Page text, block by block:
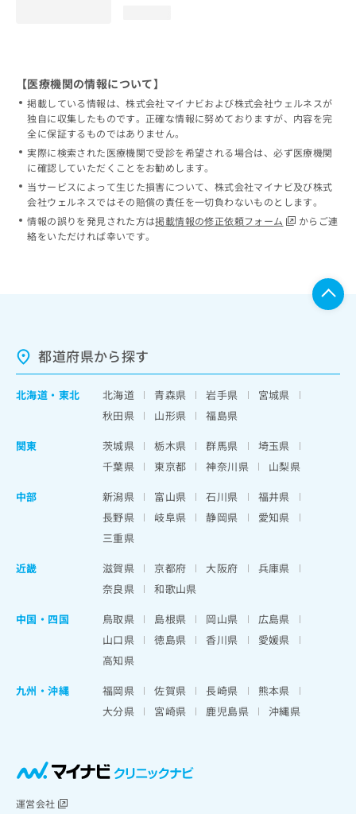
【医療機関の情報について】
掲載している情報は、株式会社マイナビおよび株式会社ウェルネスが
独自に収集したものです。正確な情報に努めておりますが、内容を完
全に保証するものではありません。
実際に検索された医療機関で受診を希望される場合は、必ず医療機関
に確認していただくことをお勧めします。
当サービスによって生じた損害について、株式会社マイナビ及び株式
会社ウェルネスではその賠償の責任を一切負わないものとします。
情報の誤りを発見された方は掲載情報の修正依頼フォーム
からご連
絡をいただければ幸いです。
都道府県から探す
北海道 ・ 東北 北海道 青森県 岩手県
宮城県
秋田県
山形県
福島県
関東
茨城県 栃木県 群馬県
埼玉県
千葉県
東京都 神奈川県
山梨県
中部
新潟県 富山県 石川県
福井県
長野県
岐阜県 静岡県
愛知県
三重県
近畿
滋賀県 京都府 大阪府
兵庫県
奈良県
和歌山県
中国・四国
鳥取県 島根県 岡山県
広島県
山口県
徳島県 香川県
愛媛県
高知県
九州・沖縄
福岡県 佐賀県 長崎県
熊本県
大分県
宮崎県 鹿児島県 沖縄県
運営会社